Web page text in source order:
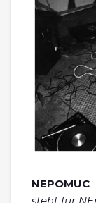
NEPOMUC
steht für